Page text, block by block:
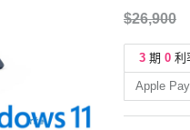
$26,900
3 期 0 利
Apple Pay